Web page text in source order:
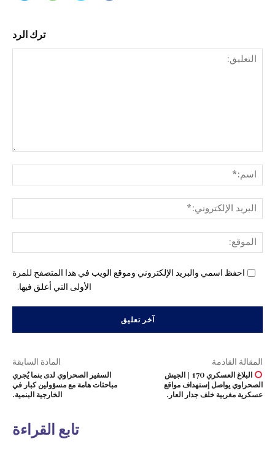
ترك الرد
احفظ اسمي والبريد الإلكتروني وموقع الويب في هذا المتصفح للمرة
الأولى التي أعلق فيها.
المادة السابقة
السفير الصحراوي لدى بنما يُجري
مباحثات هامة مع مسؤولين كبار في
الخارجية البنمية.
المقالة القادمة
البلاغ العسكري 170 | الجيش
الصحراوي يواصل إستهداف مواقع
عسكرية مغربية خلف جدار العار.
تابع القراءة